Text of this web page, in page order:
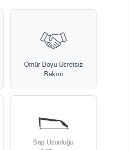
Ömür Boyu Ücretsiz
Bakım
Sap Uzunluğu